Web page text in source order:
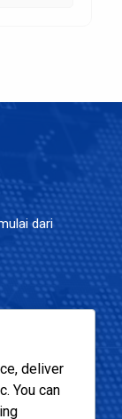
dari
Timur,
deliver
You can